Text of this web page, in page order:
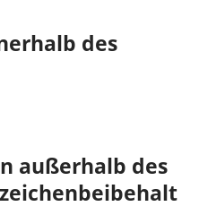
des
außerhalb des